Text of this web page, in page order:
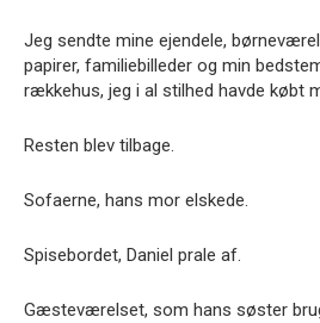
Jeg sendte mine ejendele,
papirer, familiebilleder og min
rækkehus, jeg i al stilhed havde købt
Resten blev tilbage.
Sofaerne, hans mor elskede.
Spisebordet, Daniel prale af.
Gæsteværelset, som hans søster